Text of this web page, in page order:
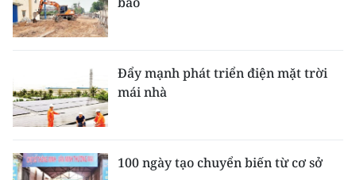
Đẩy mạnh phát triển điện mặt trời
mái nhà
100 ngày tạo chuyển biến từ cơ sở